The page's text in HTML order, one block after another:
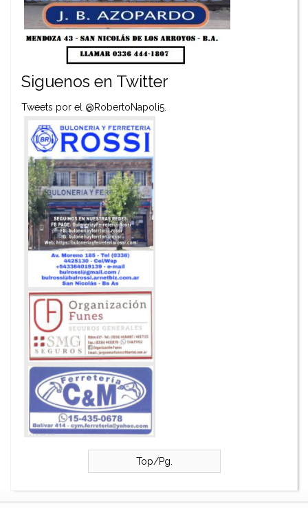
Siguenos en Twitter
Tweets por el @RobertoNapoli5.
Top/Pg.